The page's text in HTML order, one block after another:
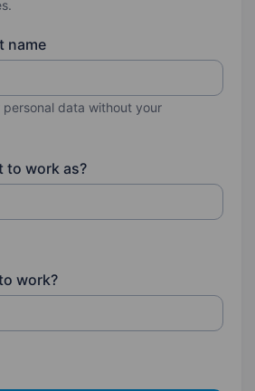
name
personal data without your
to work as?
work?